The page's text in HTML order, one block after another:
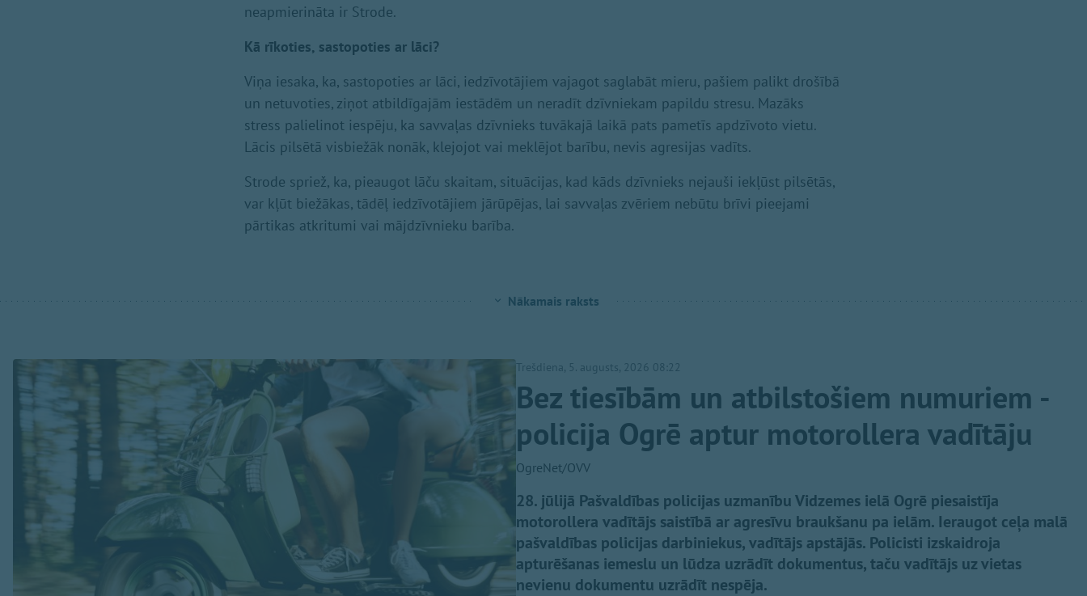
neapmierināta ir Strode.
Kā rīkoties, sastopoties ar lāci?
Viņa iesaka, ka, sastopoties ar lāci, iedzīvotājiem vajagot saglabāt mieru, pašiem palikt drošībā
un netuvoties, ziņot atbildīgajām iestādēm un neradīt dzīvniekam papildu stresu. Mazāks
stress palielinot iespēju, ka savvaļas dzīvnieks tuvākajā laikā pats pametīs apdzīvoto vietu.
Lācis pilsētā visbiežāk nonāk, klejojot vai meklējot barību, nevis agresijas vadīts.
Strode spriež, ka, pieaugot lāču skaitam, situācijas, kad kāds dzīvnieks nejauši iekļūst pilsētās,
var kļūt biežākas, tādēļ iedzīvotājiem jārūpējas, lai savvaļas zvēriem nebūtu brīvi pieejami
pārtikas atkritumi vai mājdzīvnieku barība.
Nākamais raksts
Trešdiena, 5. augusts, 2026 08:22
Bez tiesībām un atbilstošiem numuriem -
policija Ogrē aptur motorollera vadītāju
OgreNet/OVV
28. jūlijā Pašvaldības policijas uzmanību Vidzemes ielā Ogrē piesaistīja
motorollera vadītājs saistībā ar agresīvu braukšanu pa ielām. Ieraugot ceļa malā
pašvaldības policijas darbiniekus, vadītājs apstājās. Policisti izskaidroja
apturēšanas iemeslu un lūdza uzrādīt dokumentus, taču vadītājs uz vietas
nevienu dokumentu uzrādīt nespēja.